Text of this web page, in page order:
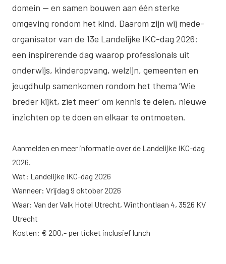
domein — en samen bouwen aan één sterke
omgeving rondom het kind. Daarom zijn wij mede-
organisator van de 13e Landelijke IKC-dag 2026:
een inspirerende dag waarop professionals uit
onderwijs, kinderopvang, welzijn, gemeenten en
jeugdhulp samenkomen rondom het thema ‘Wie
breder kijkt, ziet meer’ om kennis te delen, nieuwe
inzichten op te doen en elkaar te ontmoeten.
Aanmelden en meer informatie overde Landelijke IKC-dag
2026.
Wat: Landelijke IKC-dag 2026
Wanneer: Vrijdag 9 oktober 2026
Waar: Van der Valk Hotel Utrecht, Winthontlaan 4, 3526 KV
Utrecht
Kosten: € 200,- per ticket inclusief lunch